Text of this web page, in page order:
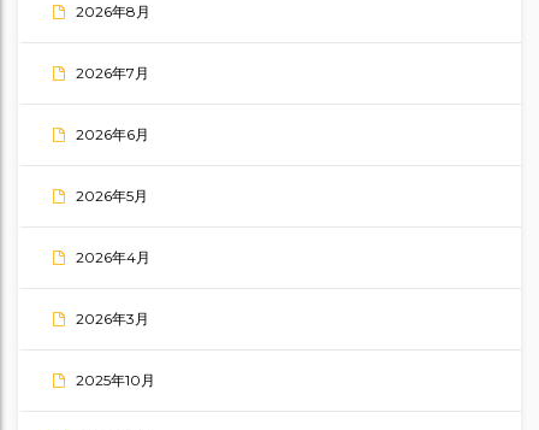
2026年8月
2026年7月
2026年6月
2026年5月
2026年4月
2026年3月
2025年10月